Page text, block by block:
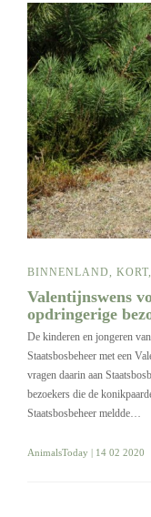
BINNENLAND KORT
Valentijnswens
opdringerige
De kinderen en jongeren
Staatsbosbeheer met een
vragen daarin aan
bezoekers die de
Staatsbosbeheer meldde…
AnimalsToday | 14 02 2020